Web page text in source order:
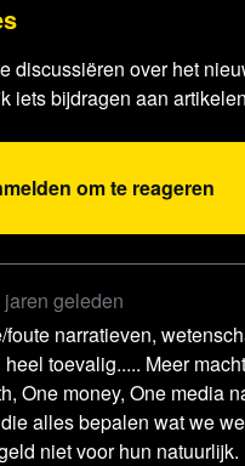
om hun diensten
tot gevolg dat alle
te zien zullen zien voor
de blckbx today-
discussiëren over het
iets bijdragen aan
om te reageren
jaren geleden
narratieven,
toevalig..... Meer
One money, One media
alles bepalen wat we
niet voor hun natuurlijk.